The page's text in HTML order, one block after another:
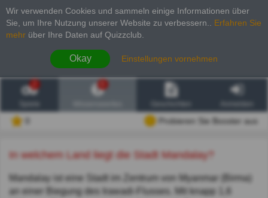
Wir verwenden Cookies und sammeln einige Informationen über
Sie, um Ihre Nutzung unserer Website zu verbessern.
Erfahren Sie
mehr über Ihre Daten auf Quizzclub.
Okay Einstellungen vornehmen
2
Probieren Sie Booster aus
In welchem Land liegt die Stadt Mandalay?
Mandalay ist eine Stadt im Zentrum von Myanmar (Birma)
an einer Biegung des Irawadi-Flusses. Mit knapp 1,6